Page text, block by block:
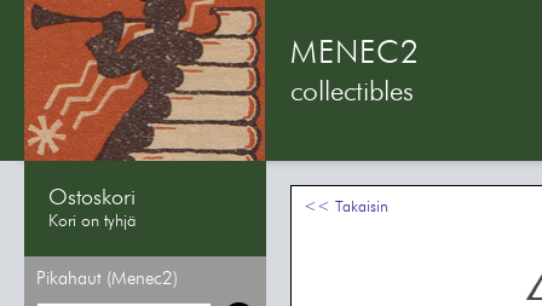
MENEC2
collectibles
Ostoskori
Kori on tyhjä
Pikahaut (Menec2)
<< Takaisin